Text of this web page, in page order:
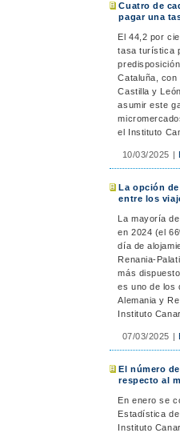
Cuatro de
pagar una
El 44,2 por
tasa turística
Cataluña, con
Castilla y
asumir este
el Instituto
10/03/2025 |
La opción
entre los
La mayoría
en 2024 (el
día de
Renania-
más
es uno de los
Alemania y
Instituto
07/03/2025 |
El número
respecto al
En enero se
Estadística
Instituto